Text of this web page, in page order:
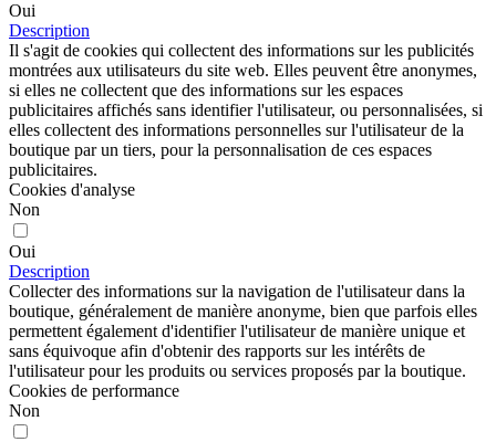
Oui
Description
Il s'agit de cookies qui collectent des informations sur les publicités
montrées aux utilisateurs du site web. Elles peuvent être anonymes,
si elles ne collectent que des informations sur les espaces
publicitaires affichés sans identifier l'utilisateur, ou personnalisées, si
elles collectent des informations personnelles sur l'utilisateur de la
boutique par un tiers, pour la personnalisation de ces espaces
publicitaires.
Cookies d'analyse
Non
Oui
Description
Collecter des informations sur la navigation de l'utilisateur dans la
boutique, généralement de manière anonyme, bien que parfois elles
permettent également d'identifier l'utilisateur de manière unique et
sans équivoque afin d'obtenir des rapports sur les intérêts de
l'utilisateur pour les produits ou services proposés par la boutique.
Cookies de performance
Non